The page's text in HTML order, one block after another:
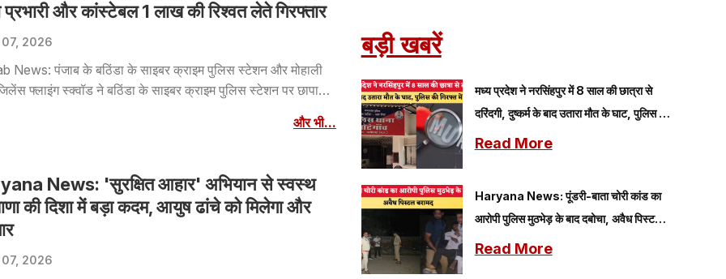
प्रभारी और कांस्टेबल 1 लाख की रिश्वत लेते गिरफ्तार
07, 2026
News: पंजाब के बठिंडा के साइबर क्राइम पुलिस स्टेशन और मोहाली
फ्लाइंग स्क्वॉड ने बठिंडा के साइबर क्राइम पुलिस स्टेशन पर छापा
किया। कई घंटों तक चली छापेमारी के बाद विजिलेंस दोनों आरोपियों
और भी...
News: 'सुरक्षित आहार' अभियान से स्वस्थ
की दिशा में बड़ा कदम, आयुष ढांचे को मिलेगा और
07, 2026
बड़ी खबरें
मध्य प्रदेश ने नरसिंहपुर में 8 साल की छात्रा से
दरिंदगी, दुष्कर्म के बाद उतारा मौत के घाट, पुलिस की
गिरफ्त में आरोपी
Read More
Haryana News: पूंडरी-बाता चोरी कांड का
आरोपी पुलिस मुठभेड़ के बाद दबोचा, अवैध पिस्टल
बरामद
Read More